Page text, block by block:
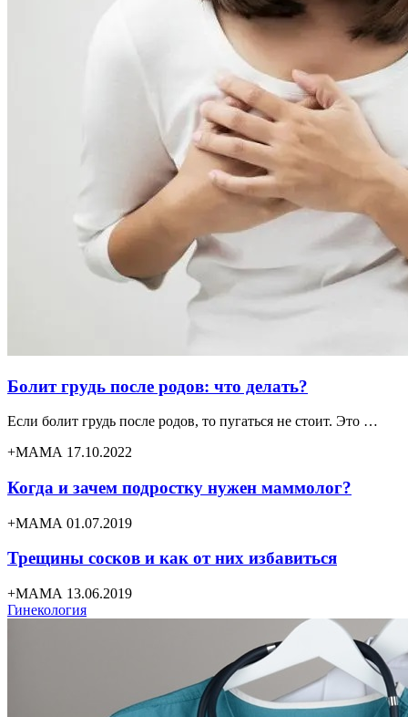
Болит грудь после родов: что делать?
Если болит грудь после родов, то пугаться не стоит. Это …
+МАМА 17.10.2022
Когда и зачем подростку нужен маммолог?
+МАМА 01.07.2019
Трещины сосков и как от них избавиться
+МАМА 13.06.2019
Гинекология